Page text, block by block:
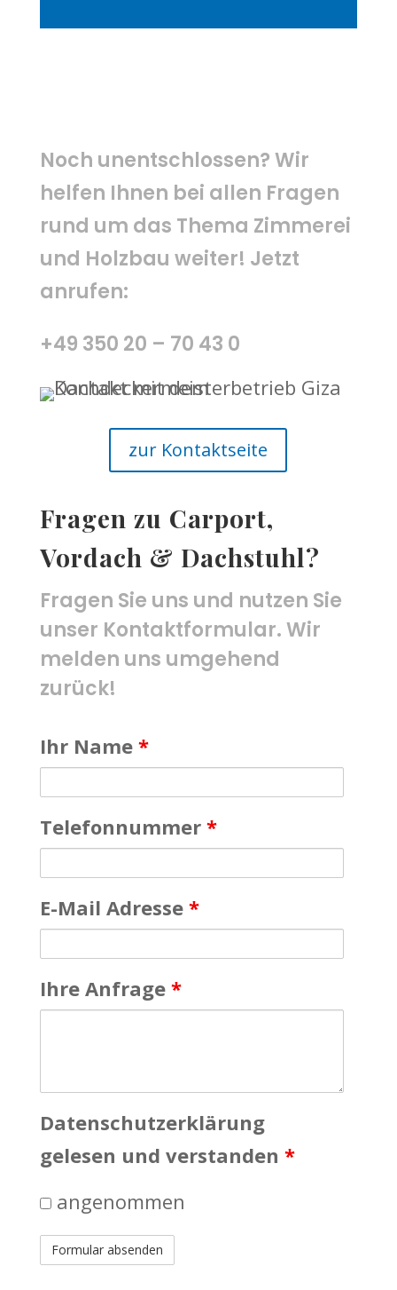
Noch unentschlossen? Wir
helfen Ihnen bei allen Fragen
rund um das Thema Zimmerei
und Holzbau weiter! Jetzt
anrufen:
+49 350 20 – 70 43 0
zur Kontaktseite
Fragen zu Carport,
Vordach & Dachstuhl?
Fragen Sie uns und nutzen Sie
unser Kontaktformular. Wir
melden uns umgehend
zurück!
Ihr Name *
Telefonnummer *
E-Mail Adresse *
Ihre Anfrage *
Datenschutzerklärung
gelesen und verstanden *
angenommen